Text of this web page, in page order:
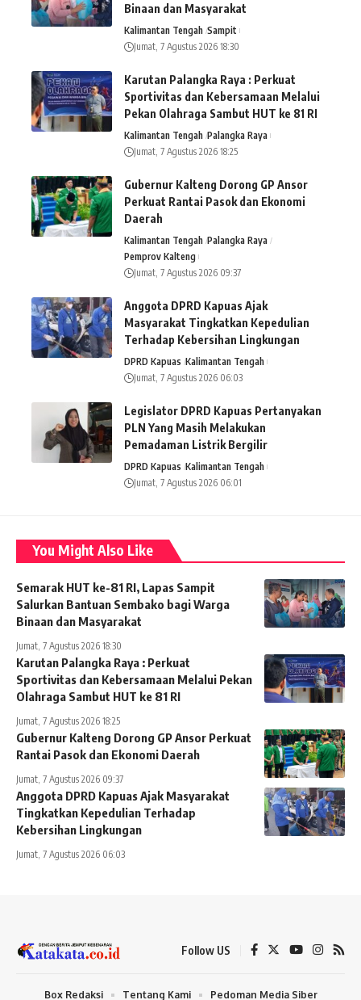
Binaan dan Masyarakat
Kalimantan Tengah Sampit
Jumat, 7 Agustus 2026 18:30
Karutan Palangka Raya : Perkuat
Sportivitas dan Kebersamaan Melalui
Pekan Olahraga Sambut HUT ke 81 RI
Kalimantan Tengah Palangka Raya
Jumat, 7 Agustus 2026 18:25
Gubernur Kalteng Dorong GP Ansor
Perkuat Rantai Pasok dan Ekonomi
Daerah
Kalimantan Tengah Palangka Raya
Pemprov Kalteng
Jumat, 7 Agustus 2026 09:37
Anggota DPRD Kapuas Ajak
Masyarakat Tingkatkan Kepedulian
Terhadap Kebersihan Lingkungan
DPRD Kapuas Kalimantan Tengah
Jumat, 7 Agustus 2026 06:03
Legislator DPRD Kapuas Pertanyakan
PLN Yang Masih Melakukan
Pemadaman Listrik Bergilir
DPRD Kapuas Kalimantan Tengah
Jumat, 7 Agustus 2026 06:01
You Might Also Like
Semarak HUT ke-81 RI, Lapas Sampit
Salurkan Bantuan Sembako bagi Warga
Binaan dan Masyarakat
Jumat, 7 Agustus 2026 18:30
Karutan Palangka Raya : Perkuat
Sportivitas dan Kebersamaan Melalui Pekan
Olahraga Sambut HUT ke 81 RI
Jumat, 7 Agustus 2026 18:25
Gubernur Kalteng Dorong GP Ansor Perkuat
Rantai Pasok dan Ekonomi Daerah
Jumat, 7 Agustus 2026 09:37
Anggota DPRD Kapuas Ajak Masyarakat
Tingkatkan Kepedulian Terhadap
Kebersihan Lingkungan
Jumat, 7 Agustus 2026 06:03
Follow US
Box Redaksi Tentang Kami Pedoman Media Siber